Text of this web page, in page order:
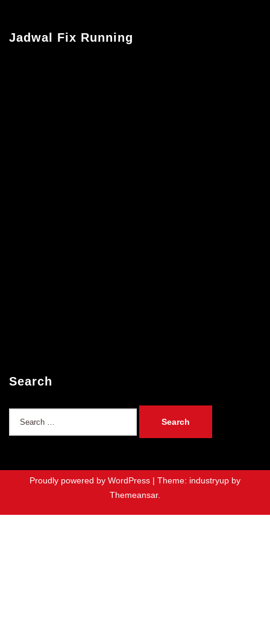
Jadwal Fix Running
Search
Proudly powered by WordPress | Theme: industryup by
Themeansar.